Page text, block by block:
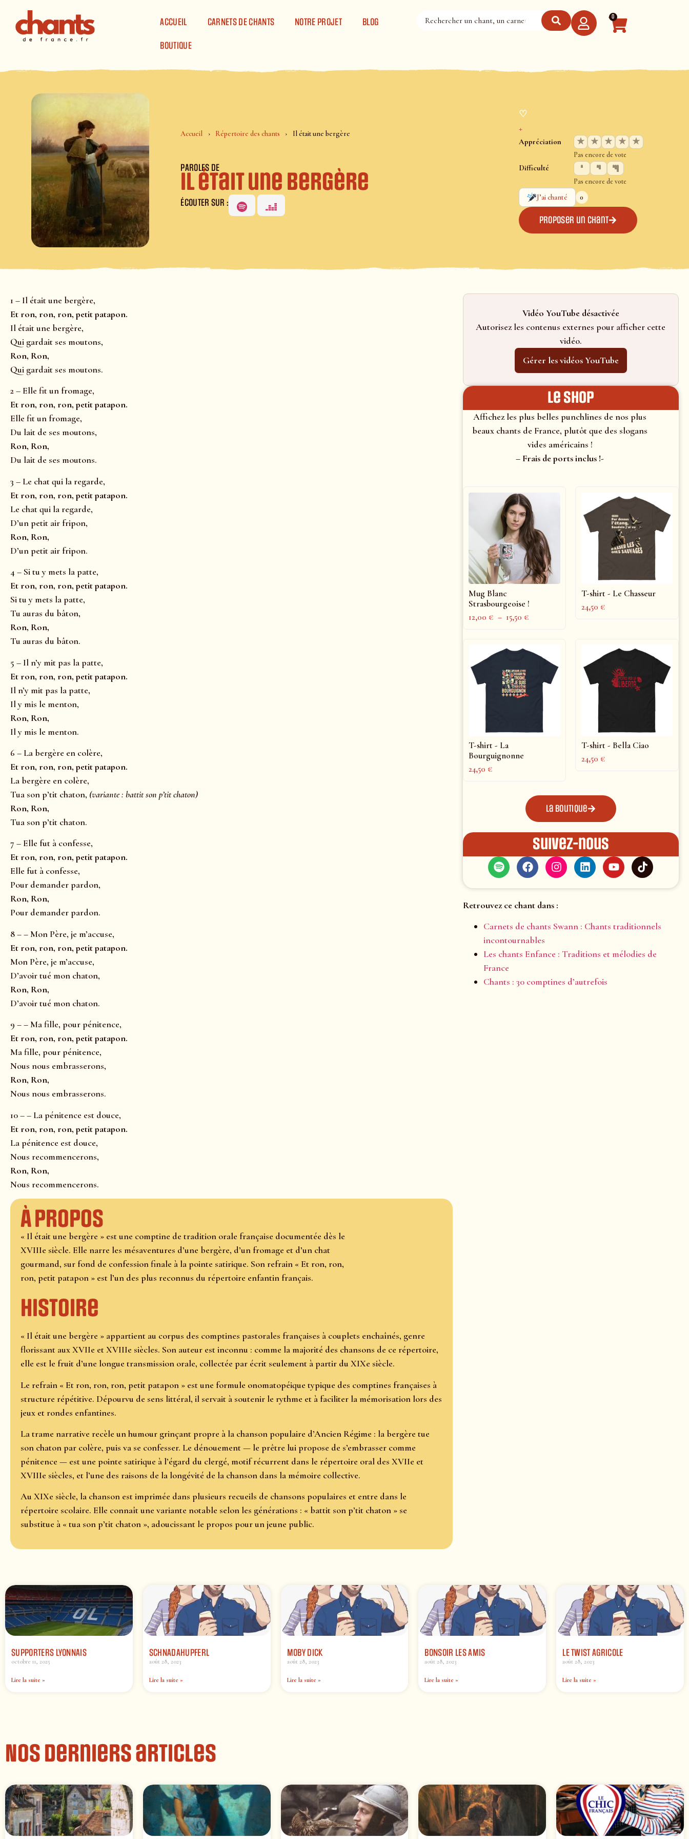
ACCUEIL
CARNETS DE CHANTS NOTRE PROJET BLOG
BOUTIQUE
0
Accueil Répertoire des chants Il était une bergère
PAROLES DE
Il était une bergère
ÉCOUTER SUR :
♡
+
Appréciation ★ ★ ★ ★ ★
Pas encore de vote
Difficulté
Pas encore de vote
J’ai chanté
0
Proposer un chant
1 – Il était une bergère,
Et ron, ron, ron, petit patapon.
Il était une bergère,
Qui gardait ses moutons,
Ron, Ron,
Qui gardait ses moutons.
2 – Elle fit un fromage,
Et ron, ron, ron, petit patapon.
Elle fit un fromage,
Du lait de ses moutons,
Ron, Ron,
Du lait de ses moutons.
3 – Le chat qui la regarde,
Et ron, ron, ron, petit patapon.
Le chat qui la regarde,
D’un petit air fripon,
Ron, Ron,
D’un petit air fripon.
4 – Si tu y mets la patte,
Et ron, ron, ron, petit patapon.
Si tu y mets la patte,
Tu auras du bâton,
Ron, Ron,
Tu auras du bâton.
5 – Il n’y mit pas la patte,
Et ron, ron, ron, petit patapon.
Il n’y mit pas la patte,
Il y mis le menton,
Ron, Ron,
Il y mis le menton.
6 – La bergère en colère,
Et ron, ron, ron, petit patapon.
La bergère en colère,
Tua son p’tit chaton, (variante : battit son p’tit chaton)
Ron, Ron,
Tua son p’tit chaton.
7 – Elle fut à confesse,
Et ron, ron, ron, petit patapon.
Elle fut à confesse,
Pour demander pardon,
Ron, Ron,
Pour demander pardon.
8 – – Mon Père, je m’accuse,
Et ron, ron, ron, petit patapon.
Mon Père, je m’accuse,
D’avoir tué mon chaton,
Ron, Ron,
D’avoir tué mon chaton.
9 – – Ma fille, pour pénitence,
Et ron, ron, ron, petit patapon.
Ma fille, pour pénitence,
Nous nous embrasserons,
Ron, Ron,
Nous nous embrasserons.
10 – – La pénitence est douce,
Et ron, ron, ron, petit patapon.
La pénitence est douce,
Nous recommencerons,
Ron, Ron,
Nous recommencerons.
À propos
« Il était une bergère » est une comptine de tradition orale française documentée dès le
XVIIIe siècle. Elle narre les mésaventures d’une bergère, d’un fromage et d’un chat
gourmand, sur fond de confession finale à la pointe satirique. Son refrain « Et ron, ron,
ron, petit patapon » est l’un des plus reconnus du répertoire enfantin français.
Histoire
« Il était une bergère » appartient au corpus des comptines pastorales françaises à couplets enchaînés, genre
florissant aux XVIIe et XVIIIe siècles. Son auteur est inconnu : comme la majorité des chansons de ce répertoire,
elle est le fruit d’une longue transmission orale, collectée par écrit seulement à partir du XIXe siècle.
Le refrain « Et ron, ron, ron, petit patapon » est une formule onomatopéique typique des comptines françaises à
structure répétitive. Dépourvu de sens littéral, il servait à soutenir le rythme et à faciliter la mémorisation lors des
jeux et rondes enfantines.
La trame narrative recèle un humour grinçant propre à la chanson populaire d’Ancien Régime : la bergère tue
son chaton par colère, puis va se confesser. Le dénouement — le prêtre lui propose de s’embrasser comme
pénitence — est une pointe satirique à l’égard du clergé, motif récurrent dans le répertoire oral des XVIIe et
XVIIIe siècles, et l’une des raisons de la longévité de la chanson dans la mémoire collective.
Au XIXe siècle, la chanson est imprimée dans plusieurs recueils de chansons populaires et entre dans le
répertoire scolaire. Elle connaît une variante notable selon les générations : « battit son p’tit chaton » se
substitue à « tua son p’tit chaton », adoucissant le propos pour un jeune public.
Vidéo YouTube désactivée
Autorisez les contenus externes pour afficher cette
vidéo.
Gérer les vidéos YouTube
le shop
Affichez les plus belles punchlines de nos plus
beaux chants de France, plutôt que des slogans
vides américains !
– Frais de ports inclus !-
Mug Blanc
Strasbourgeoise !
12,00€ – 15,50€
T-shirt - Le Chasseur
24,50€
T-shirt - La
Bourguignonne
24,50€
T-shirt - Bella Ciao
24,50€
La boutique
Suivez-nous
Retrouvez ce chant dans :
Carnets de chants Swann : Chants traditionnels
incontournables
Les chants Enfance : Traditions et mélodies de
France
Chants : 30 comptines d’autrefois
SUPPORTERS LYONNAIS
octobre 11, 2025
Lire la suite »
SCHNADAHUPFERL
août 28, 2023
Lire la suite »
MOBY DICK
août 28, 2023
Lire la suite »
BONSOIR LES AMIS
août 28, 2023
Lire la suite »
LE TWIST AGRICOLE
août 28, 2023
Lire la suite »
Nos derniers articles